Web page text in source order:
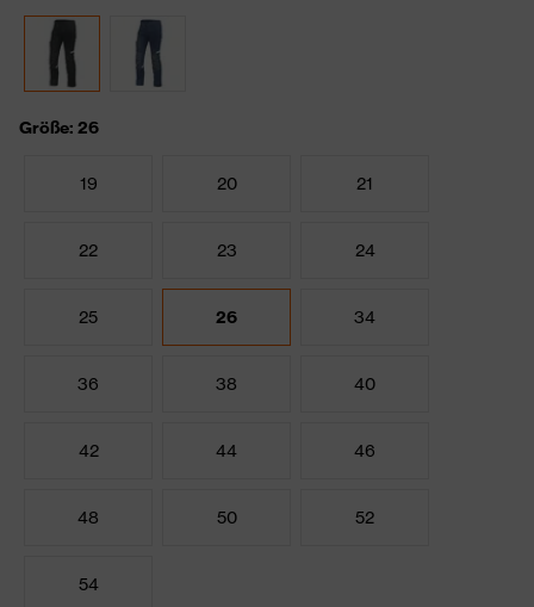
Größe: 26
19 20 21
22 23 24
25 26 34
36 38 40
42 44 46
48 50 52
54